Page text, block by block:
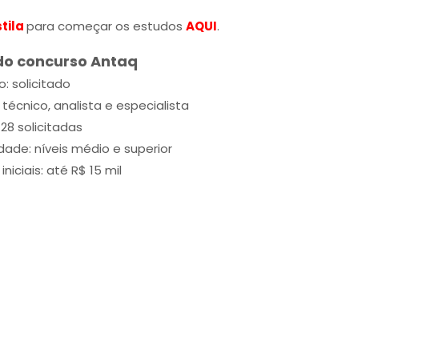
para começar os estudos AQUI.
concurso Antaq
solicitado
técnico, analista e especialista
solicitadas
níveis médio e superior
até R$ 15 mil